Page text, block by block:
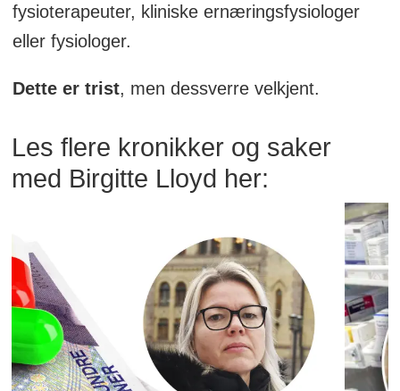
fysioterapeuter, kliniske ernæringsfysiologer
eller fysiologer.
Dette er trist, men dessverre velkjent.
Les flere kronikker og saker
med Birgitte Lloyd her: